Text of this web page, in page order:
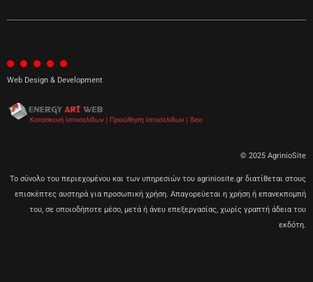
Web Design & Development
© 2025 AgrinioSite
Το σύνολο του περιεχομένου και των υπηρεσιών του agriniosite.gr διατίθεται στους
επισκέπτες αυστηρά για προσωπική χρήση. Απαγορεύεται η χρήση ή επανεκπομπή
του, σε οποιοδήποτε μέσο, μετά ή άνευ επεξεργασίας, χωρίς γραπτή άδεια του
εκδότη.